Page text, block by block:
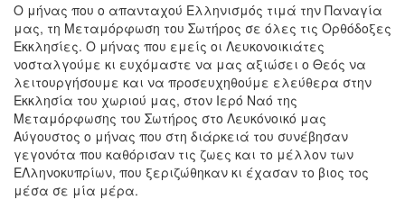
Ο μήνας που ο απανταχού Ελληνισμός τιμά την Παναγία
μας, τη Μεταμόρφωση του Σωτήρος σε όλες τις Ορθόδοξες
Εκκλησίες. Ο μήνας που εμείς οι Λευκονοικιάτες
νοσταλγούμε κι ευχόμαστε να μας αξιώσει ο Θεός να
λειτουργήσουμε και να προσευχηθούμε ελεύθερα στην
Εκκλησία του χωριού μας, στον Ιερό Ναό της
Μεταμόρφωσης του Σωτήρος στο Λευκόνοικό μας
Αύγουστος ο μήνας που στη διάρκειά του συνέβησαν
γεγονότα που καθόρισαν τις ζωες και το μέλλον των
ΕΛληνοκυπρίων, που ξεριζώθηκαν κι έχασαν το βιος τος
μέσα σε μία μέρα.